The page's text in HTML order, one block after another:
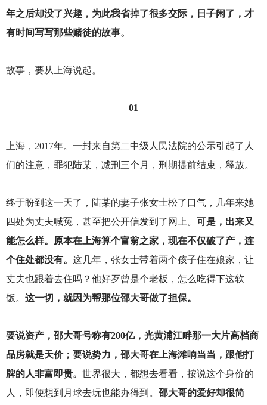
年之后却没了兴趣，为此我省掉了很多交际，日子闲了，才
有时间写写那些赌徒的故事。
故事，要从上海说起。
01
上海，2017年。一封来自第二中级人民法院的公示引起了人
们的注意，罪犯陆某，减刑三个月，刑期提前结束，释放。
终于盼到这一天了，陆某的妻子张女士松了口气，几年来她
四处为丈夫喊冤，甚至把公开信发到了网上。 可是，出来又
能怎么样。原本在上海算个富翁之家，现在不仅破了产，连
个住处都没有。 这几年，张女士带着两个孩子住在娘家，让
丈夫也跟着去住吗？他好歹曾是个老板，怎么吃得下这软
饭。 这一切，就因为帮那位邵大哥做了担保。
要说资产，邵大哥号称有200亿，光黄浦江畔那一大片高档商
品房就是天价；要说势力，邵大哥在上海滩响当当，跟他打
牌的人非富即贵。 世界很大，都想去看看，按说这个身价的
人，即便想到月球去玩也能办得到。 邵大哥的爱好却很简